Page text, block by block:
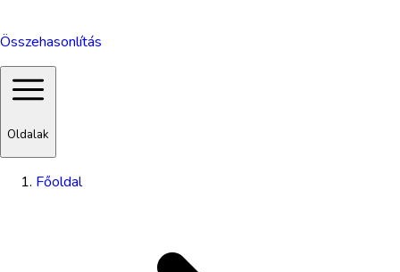
Összehasonlítás
Oldalak
Főoldal